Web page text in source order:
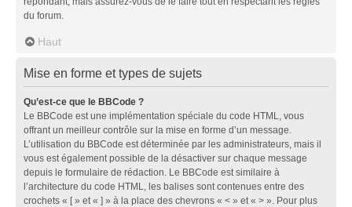
du forum.
Haut
Mise en forme et types de sujets
Qu’est-ce que le BBCode ?
Le BBCode est une implémentation spéciale du code HTML, vous
offrant un meilleur contrôle sur la mise en forme d’un message.
L’utilisation du BBCode est déterminée par les administrateurs, mais il
vous est également possible de la désactiver sur chaque message
depuis le formulaire de rédaction. Le BBCode est similaire à
l’architecture du code HTML, les balises sont contenues entre des
crochets « [ » et « ] » à la place des chevrons « < » et « > ». Pour plus